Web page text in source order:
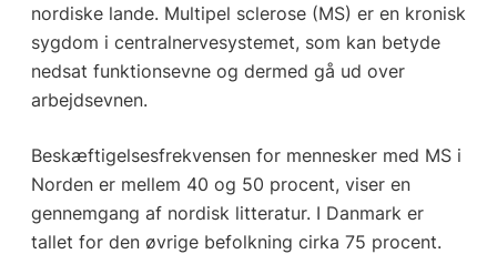
nordiske lande. Multipel sclerose (MS) er en kronisk
sygdom i centralnervesystemet, som kan betyde
nedsat funktionsevne og dermed gå ud over
arbejdsevnen.
Beskæftigelsesfrekvensen for mennesker med MS i
Norden er mellem 40 og 50 procent, viser en
gennemgang af nordisk litteratur. I Danmark er
tallet for den øvrige befolkning cirka 75 procent.